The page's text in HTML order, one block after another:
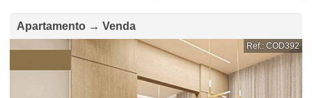
Apartamento → Venda
Ref.: COD392